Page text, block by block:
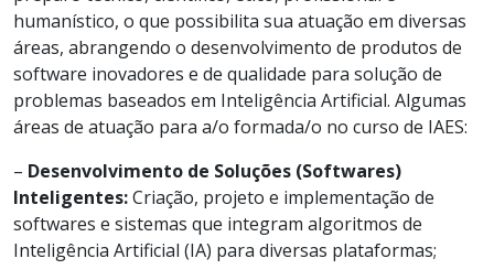
humanístico, o que possibilita sua atuação em diversas
áreas, abrangendo o desenvolvimento de produtos de
software inovadores e de qualidade para solução de
problemas baseados em Inteligência Artificial. Algumas
áreas de atuação para a/o formada/o no curso de IAES:
– Desenvolvimento de Soluções (Softwares)
Inteligentes:Criação, projeto e implementação de
softwares e sistemas que integram algoritmos de
Inteligência Artificial (IA) para diversas plataformas;